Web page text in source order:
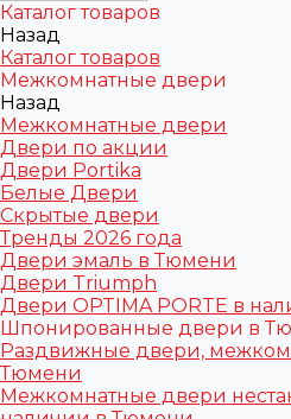
Каталог товаров
Назад
Каталог товаров
Межкомнатные двери
Назад
Межкомнатные двери
Двери по акции
Двери Portika
Белые Двери
Скрытые двери
Тренды 2026 года
Двери эмаль в Тюмени
Двери Triumph
Двери OPTIMA PORTE в
Шпонированные двери в
Раздвижные двери,
Тюмени
Межкомнатные двери